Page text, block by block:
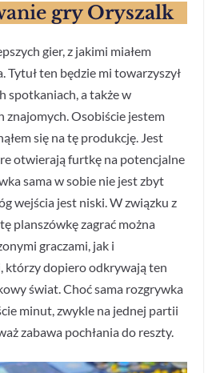
gry Oryszalk
gier, z jakimi miałem
Tytuł ten będzie mi towarzyszył
spotkaniach, a także w
Osobiście jestem
się na tę produkcję. Jest
otwierają furtkę na potencjalne
sama w sobie nie jest zbyt
wejścia jest niski. W związku z
planszówkę zagrać można
graczami, jak i
którzy dopiero odkrywają ten
świat. Choć sama rozgrywka
minut, zwykle na jednej partii
zabawa pochłania do reszty.